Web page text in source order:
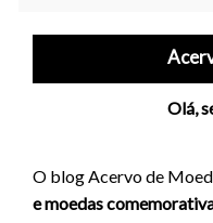
Olá,
O blog Acervo de
e moedas